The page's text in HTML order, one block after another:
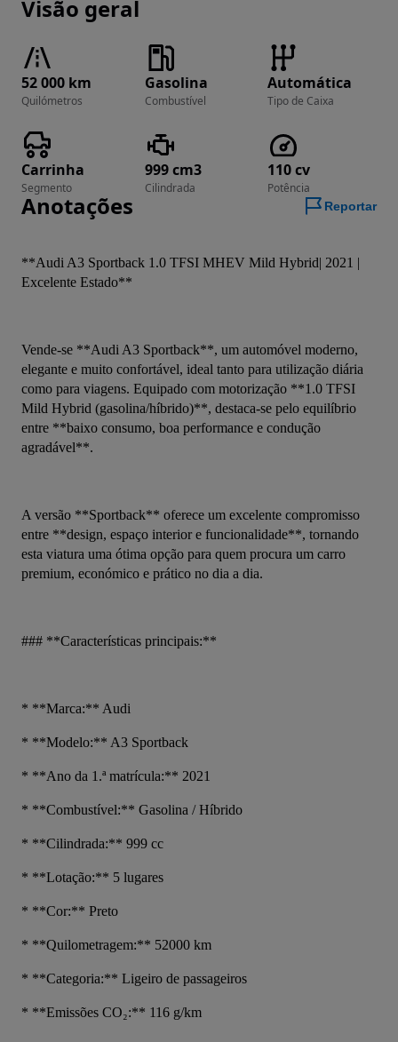
Visão geral
52 000 km
Quilómetros
Gasolina
Combustível
Automática
Tipo de Caixa
Carrinha
Segmento
999 cm3
Cilindrada
110 cv
Potência
Anotações Reportar
**Audi A3 Sportback 1.0 TFSI MHEV Mild Hybrid| 2021 |
Excelente Estado**
Vende-se **Audi A3 Sportback**, um automóvel moderno,
elegante e muito confortável, ideal tanto para utilização diária
como para viagens. Equipado com motorização **1.0 TFSI
Mild Hybrid (gasolina/híbrido)**, destaca-se pelo equilíbrio
entre **baixo consumo, boa performance e condução
agradável**.
A versão **Sportback** oferece um excelente compromisso
entre **design, espaço interior e funcionalidade**, tornando
esta viatura uma ótima opção para quem procura um carro
premium, económico e prático no dia a dia.
### **Características principais:**
* **Marca:** Audi
* **Modelo:** A3 Sportback
* **Ano da 1.ª matrícula:** 2021
* **Combustível:** Gasolina / Híbrido
* **Cilindrada:** 999 cc
* **Lotação:** 5 lugares
* **Cor:** Preto
* **Quilometragem:** 52000 km
* **Categoria:** Ligeiro de passageiros
* **Emissões CO₂:** 116 g/km